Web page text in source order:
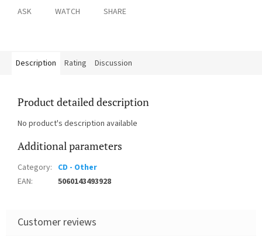
ASK WATCH SHARE
Description Rating Discussion
Product detailed description
No product's description available
Additional parameters
Category: CD - Other
EAN: 5060143493928